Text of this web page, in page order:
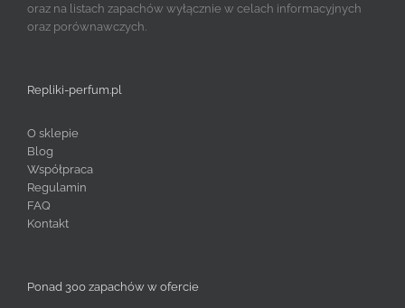
oraz na listach zapachów wyłącznie w celach informacyjnych
oraz porównawczych.
Repliki-perfum.pl
O sklepie
Blog
Współpraca
Regulamin
FAQ
Kontakt
Ponad 300 zapachów w ofercie